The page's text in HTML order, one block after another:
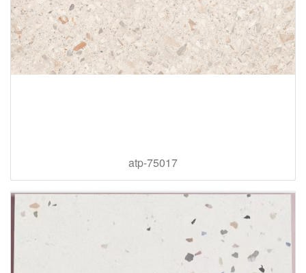
atp-75017